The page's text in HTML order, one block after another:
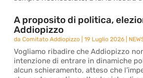
A proposito di politica,
Addiopizzo
daComitato Addiopizzo |19 Luglio 2026
Vogliamo ribadire che Addiopizzo
intenzione di entrare in dinamiche
alcun schieramento, atteso che